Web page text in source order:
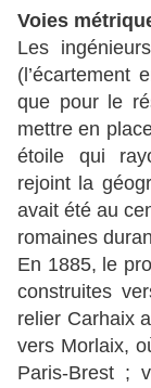
Voies
Les
(l’écartement
que pour le
mettre en
étoile qui
rejoint la
avait été au
romaines
En 1885, le
construites
relier Carhaix
vers Morlaix,
Paris-Brest ;